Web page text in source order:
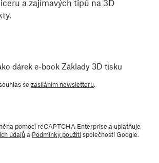
a zajímavých tipů na 3D
dárek e-book Základy 3D tisku
se zasíláním newsletteru
pomocí reCAPTCHA Enterprise a uplatňuje
údajůa Podmínky použitíspolečnosti Google.